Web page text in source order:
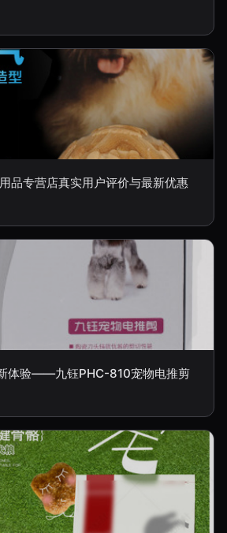
品专营店真实用户评价与最新优惠
体验——九钰PHC-810宠物电推剪